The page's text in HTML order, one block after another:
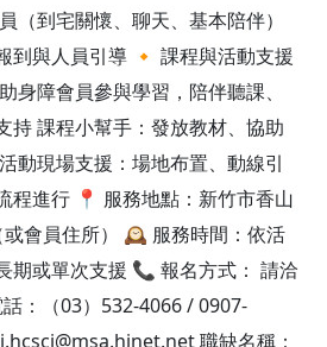
（到宅關懷、聊天、基本陪伴）
到與人員引導 🔸 課程與活動支援
身障會員參與學習，陪伴聽課、
持 課程小幫手：發放教材、協助
動現場支援：場地布置、動線引
程進行 📍 服務地點：新竹市香山
或會員住所） 🕰️ 服務時間：依活
期或單次支援 📞 報名方式： 請洽
：（03）532-4066 / 0907-
職缺名稱：